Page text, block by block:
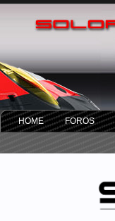
HOME FOROS